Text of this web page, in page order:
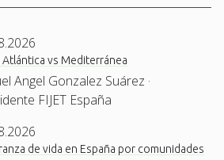
Atlántica vs Mediterránea
Angel Gonzalez Suárez ·
FIJET España
de vida en España por comunidades